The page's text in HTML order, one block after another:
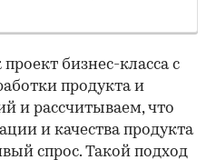
бизнес-класса с
продукта и
и рассчитываем, что
и качества продукта
спрос. Такой подход